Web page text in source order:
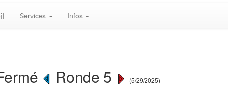
Services Infos
Ronde 5 (5/29/2025)